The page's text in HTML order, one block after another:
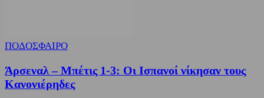
ΠΟΔΟΣΦΑΙΡΟ
Άρσεναλ – Μπέτις 1-3: Οι Ισπανοί νίκησαν τους
Κανονιέρηδες